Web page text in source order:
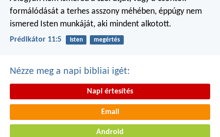
formálódását a terhes asszony méhében, éppúgy nem
ismered Isten munkáját, aki mindent alkotott.
Prédikátor 11:5 Isten megértés
Nézze meg a napi bibliai igét:
Napi értesítés
Email
Android